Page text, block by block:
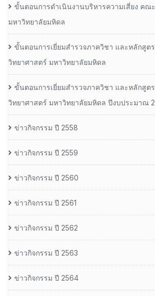
ขั้นตอนการดำเนินงานบริหารความเสี่ยง คณ
มหาวิทยาลัยมหิดล
ขั้นตอนการเยี่ยมสำรวจภาควิชา และหลักสูต
วิทยาศาสตร์ มหาวิทยาลัยมหิดล
ขั้นตอนการเยี่ยมสำรวจภาควิชา และหลักสูต
วิทยาศาสตร์ มหาวิทยาลัยมหิดล ปีงบประมาณ
ข่าวกิจกรรม ปี 2558
ข่าวกิจกรรม ปี 2559
ข่าวกิจกรรม ปี 2560
ข่าวกิจกรรม ปี 2561
ข่าวกิจกรรม ปี 2562
ข่าวกิจกรรม ปี 2563
ข่าวกิจกรรม ปี 2564